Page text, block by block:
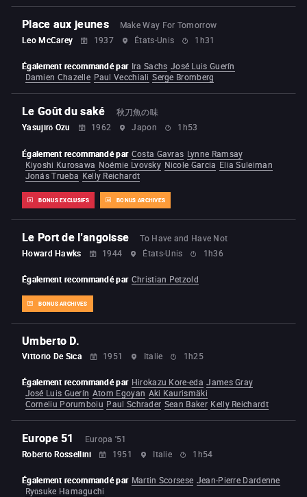
Place aux jeunes
Make Way For Tomorrow
Leo McCarey
1937 États-Unis 1h31
Également recommandé par Ira Sachs José Luis Guerín
Damien Chazelle Paul Vecchiali Serge Bromberg
Le Goût du saké
秋刀魚の味
Yasujirō Ozu
1962 Japon 1h53
BONUS EXCLUSIFS BONUS ARCHIVES
Également recommandé par Costa Gavras Lynne Ramsay
Kiyoshi Kurosawa Noémie Lvovsky Nicole Garcia Elia Suleiman
Jonás Trueba Kelly Reichardt
Le Port de l'angoisse
To Have and Have Not
Howard Hawks
1944 États-Unis 1h36
BONUS ARCHIVES
Également recommandé par Christian Petzold
Umberto D.
Vittorio De Sica 1951 Italie 1h25
Également recommandé par Hirokazu Kore-eda James Gray
José Luis Guerín Atom Egoyan Aki Kaurismäki
Corneliu Porumboiu Paul Schrader Sean Baker Kelly Reichardt
Europe 51
Europa '51
Roberto Rossellini
1951 Italie 1h54
Également recommandé par Martin Scorsese Jean-Pierre Dardenne
Ryūsuke Hamaguchi